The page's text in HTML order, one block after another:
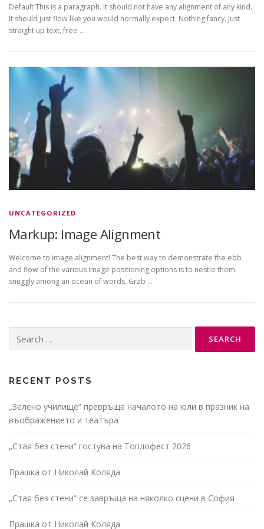
Default This is a paragraph. It should not have any alignment of any kind.
It should just flow like you would normally expect. Nothing fancy. Just
straight up text, free …
UNCATEGORIZED
Markup: Image Alignment
Welcome to image alignment! The best way to demonstrate the ebb
and flow of the various image positioning options is to nestle them
snuggly among an ocean of words. Grab …
for:
RECENT POSTS
„Зелено училище“ превръща началото на юли в празник на
въображението и театъра
„Стая без стени“ гостува на Топлофест 2026
Прашка от Николай Коляда
„Стая без стени“ се завръща на няколко сцени в София
Прашка от Николай Коляда